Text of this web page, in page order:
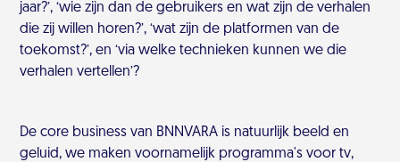
jaar?’, ‘wie zijn dan de gebruikers en wat zijn de verhalen
die zij willen horen?’, ‘wat zijn de platformen van de
toekomst?’, en ‘via welke technieken kunnen we die
verhalen vertellen’?
De core business van BNNVARA is natuurlijk beeld en
geluid, we maken voornamelijk programma's voor tv,